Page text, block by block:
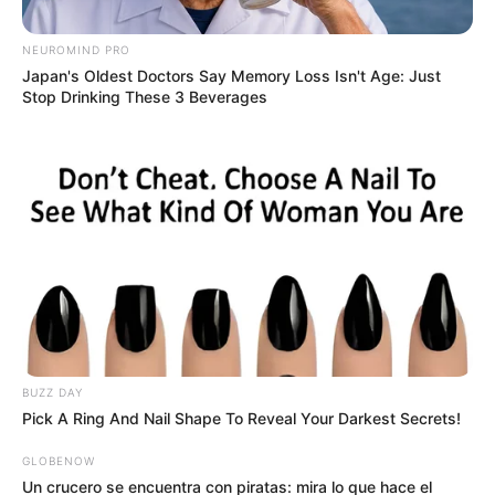
Collage Alerta - Colprensa.
Jardín Botánico de Bogotá celebra la Semana Ambiental
2026
Por: July Morales
Junio 2, 2026
NEUROMIND PRO
Japan's Oldest Doctors Say Memory Loss Isn't Age: Just
Stop Drinking These 3 Beverages
BUZZ DAY
Pick A Ring And Nail Shape To Reveal Your Darkest Secrets!
GLOBENOW
Un crucero se encuentra con piratas: mira lo que hace el